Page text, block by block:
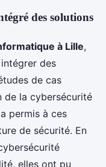
des solutions
à Lille,
des
de cas
de la cybersécurité
permis à ces
de sécurité. En
elles ont pu